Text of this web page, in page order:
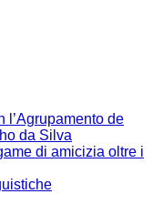
l’Agrupamento de
da Silva
di amicizia oltre i